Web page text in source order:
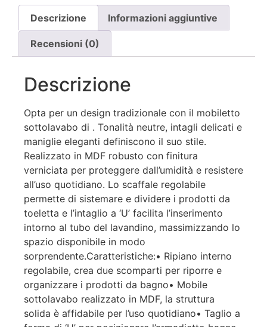
Descrizione Informazioni aggiuntive
Recensioni (0)
Descrizione
Opta per un design tradizionale con il mobiletto
sottolavabo di . Tonalità neutre, intagli delicati e
maniglie eleganti definiscono il suo stile.
Realizzato in MDF robusto con finitura
verniciata per proteggere dall’umidità e resistere
all’uso quotidiano. Lo scaffale regolabile
permette di sistemare e dividere i prodotti da
toeletta e l’intaglio a ‘U’ facilita l’inserimento
intorno al tubo del lavandino, massimizzando lo
spazio disponibile in modo
sorprendente.Caratteristiche:• Ripiano interno
regolabile, crea due scomparti per riporre e
organizzare i prodotti da bagno• Mobile
sottolavabo realizzato in MDF, la struttura
solida è affidabile per l’uso quotidiano• Taglio a